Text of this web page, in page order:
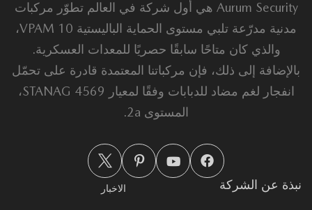
Aurum Security هي أول شركة في العالم تطوّر مركبات
مدنية مدرّعة تلبي مستوى الحماية الباليستية VPAM 10،
والذي كان متاحًا سابقًا حصريًا للمعدات العسكرية.
إلى ذلك، فإن مركباتنا المعتمدة قادرة على تحمّل
انفجار لغم مضاد للدبابات وفقًا لمعيار STANAG 4569،
المستوى 2a.
عن الشركة الاخبار